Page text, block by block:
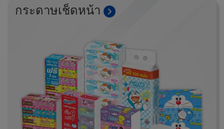
กระดาษเช็ดหน้า